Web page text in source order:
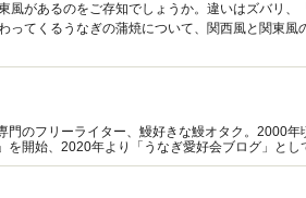
風があるのをご存知でしょうか。違いはズバリ
ってくるうなぎの蒲焼について、関西風と関東風
門のフリーライター、鰻好きな鰻オタク。2000
を開始、2020年より「うなぎ愛好会ブログ」と
・ラジオなどメディア出演経験もあり。